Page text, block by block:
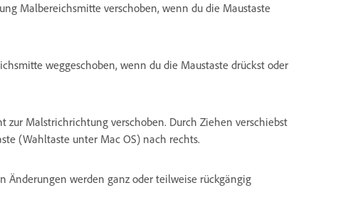
Malbereichsmitte verschoben, wenn du die Maustaste
weggeschoben, wenn du die Maustaste drückst oder
zur Malstrichrichtung verschoben. Durch Ziehen verschiebst
(Wahltaste unter Mac OS) nach rechts.
Änderungen werden ganz oder teilweise rückgängig